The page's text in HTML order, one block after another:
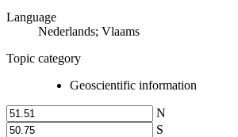
Language
Nederlands; Vlaams
Topic category
Geoscientific information
N
S